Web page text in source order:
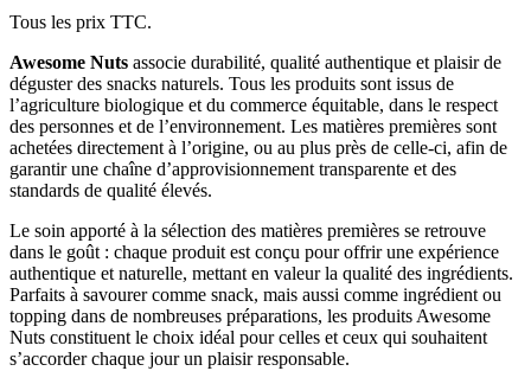
Tous les prix TTC.
Awesome Nuts associe durabilité, qualité authentique et plaisir de
déguster des snacks naturels. Tous les produits sont issus de
l’agriculture biologique et du commerce équitable, dans le respect
des personnes et de l’environnement. Les matières premières sont
achetées directement à l’origine, ou au plus près de celle-ci, afin de
garantir une chaîne d’approvisionnement transparente et des
standards de qualité élevés.
Le soin apporté à la sélection des matières premières se retrouve
dans le goût : chaque produit est conçu pour offrir une expérience
authentique et naturelle, mettant en valeur la qualité des ingrédients.
Parfaits à savourer comme snack, mais aussi comme ingrédient ou
topping dans de nombreuses préparations, les produits Awesome
Nuts constituent le choix idéal pour celles et ceux qui souhaitent
s’accorder chaque jour un plaisir responsable.